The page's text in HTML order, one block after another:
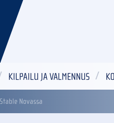
KILPAILU JA VALMENNUS
Novassa